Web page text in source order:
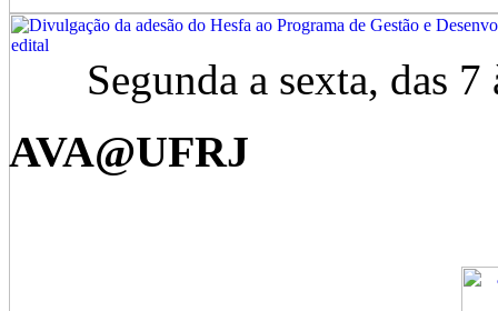
Segunda a sexta, das 7
AVA@UFRJ